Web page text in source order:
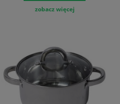
zobacz więcej